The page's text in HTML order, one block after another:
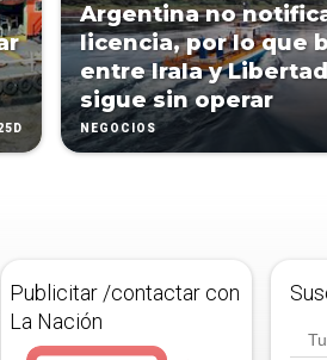
Argentina no
licencia, por lo que
entre Irala y Libertad
sigue sin operar
NEGOCIOS
Publicitar /contactar con
La Nación